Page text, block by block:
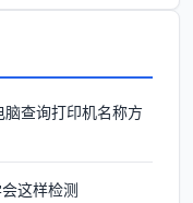
查询打印机名称方
这样检测